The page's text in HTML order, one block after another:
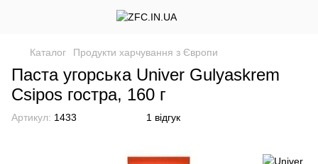
Каталог Продукти харчування з Європи
Паста угорська Univer Gulyaskrem
Csipos гостра, 160 г
Артикул: 1433 1 відгук